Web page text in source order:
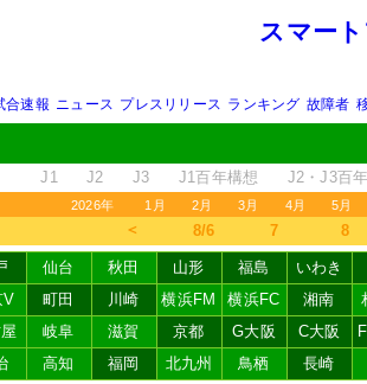
スマー
合速報 ニュース プレスリリース ランキング 故障者
J1 J2 J3 J1百年構想 J2・J3百
2026年 1月 2月 3月 4月 5月
＜ 8/6 7 8
仙台 秋田 山形 福島
いわき
V 町田 川崎 横浜FM 横浜FC 湘南
岐阜 滋賀 京都 G大阪 C大阪
高知 福岡 北九州 鳥栖 長崎